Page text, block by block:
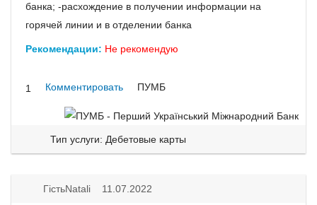
банка; -расхождение в получении информации на
горячей линии и в отделении банка
Рекомендации: Не рекомендую
1 Комментировать ПУМБ
Тип услуги: Дебетовые карты
ГістьNatali 11.07.2022